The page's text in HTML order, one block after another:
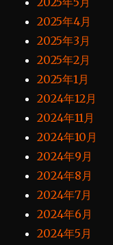
2025年4月
2025年3月
2025年2月
2025年1月
2024年12月
2024年11月
2024年10月
2024年9月
2024年8月
2024年7月
2024年6月
2024年5月